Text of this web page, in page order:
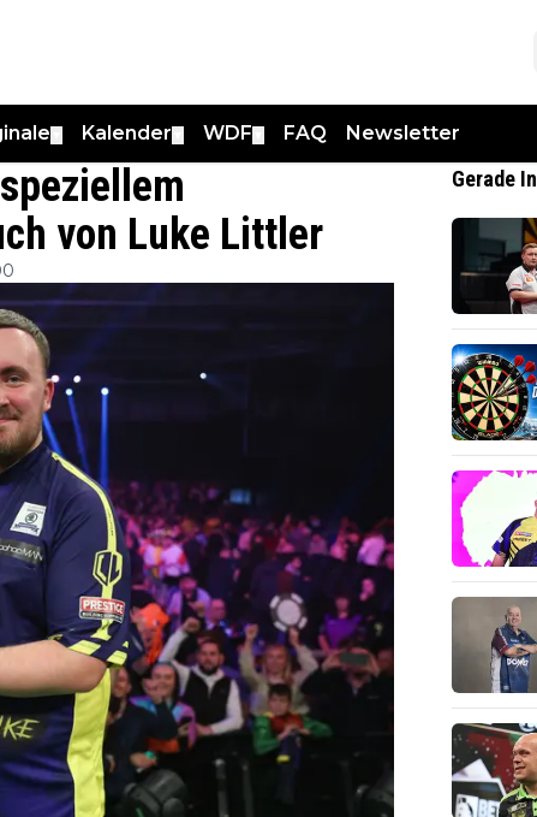
Kalender WDF FAQ Newsletter
von Luke Littler
Gerade In